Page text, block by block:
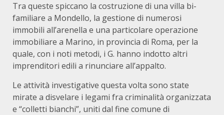
Tra queste spiccano la costruzione di una villa bi-
familiare a Mondello, la gestione di numerosi
immobili all’arenella e una particolare operazione
immobiliare a Marino, in provincia di Roma, per la
quale, con i noti metodi, i G. hanno indotto altri
imprenditori edili a rinunciare all’appalto.
Le attività investigative questa volta sono state
mirate a disvelare i legami fra criminalità organizzata
e “colletti bianchi”, uniti dal fine comune di